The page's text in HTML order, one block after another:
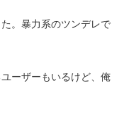
。暴力系のツンデレで
ーザーもいるけど、俺